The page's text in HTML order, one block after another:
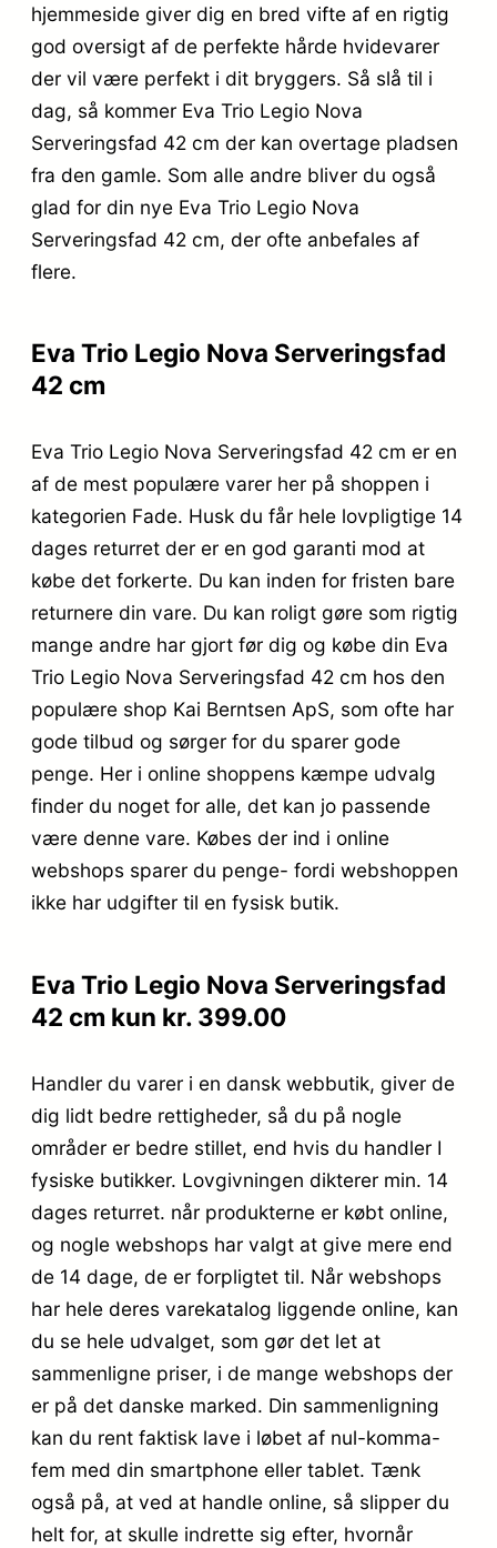
hjemmeside giver dig en bred vifte af en rigtig
god oversigt af de perfekte hårde hvidevarer
der vil være perfekt i dit bryggers. Så slå til i
dag, så kommer Eva Trio Legio Nova
Serveringsfad 42 cm der kan overtage pladsen
fra den gamle. Som alle andre bliver du også
glad for din nye Eva Trio Legio Nova
Serveringsfad 42 cm, der ofte anbefales af
flere.
Eva Trio Legio Nova Serveringsfad
42 cm
Eva Trio Legio Nova Serveringsfad 42 cm er en
af de mest populære varer her på shoppen i
kategorien Fade. Husk du får hele lovpligtige 14
dages returret der er en god garanti mod at
købe det forkerte. Du kan inden for fristen bare
returnere din vare. Du kan roligt gøre som rigtig
mange andre har gjort før dig og købe din Eva
Trio Legio Nova Serveringsfad 42 cm hos den
populære shop Kai Berntsen ApS, som ofte har
gode tilbud og sørger for du sparer gode
penge. Her i online shoppens kæmpe udvalg
finder du noget for alle, det kan jo passende
være denne vare. Købes der ind i online
webshops sparer du penge- fordi webshoppen
ikke har udgifter til en fysisk butik.
Eva Trio Legio Nova Serveringsfad
42 cm kun kr. 399.00
Handler du varer i en dansk webbutik, giver de
dig lidt bedre rettigheder, så du på nogle
områder er bedre stillet, end hvis du handler I
fysiske butikker. Lovgivningen dikterer min. 14
dages returret. når produkterne er købt online,
og nogle webshops har valgt at give mere end
de 14 dage, de er forpligtet til. Når webshops
har hele deres varekatalog liggende online, kan
du se hele udvalget, som gør det let at
sammenligne priser, i de mange webshops der
er på det danske marked. Din sammenligning
kan du rent faktisk lave i løbet af nul-komma-
fem med din smartphone eller tablet. Tænk
også på, at ved at handle online, så slipper du
helt for, at skulle indrette sig efter, hvornår